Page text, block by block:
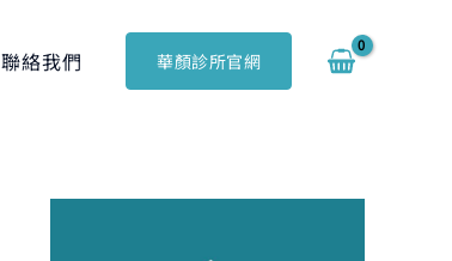
聯絡我們 華顏診所官網